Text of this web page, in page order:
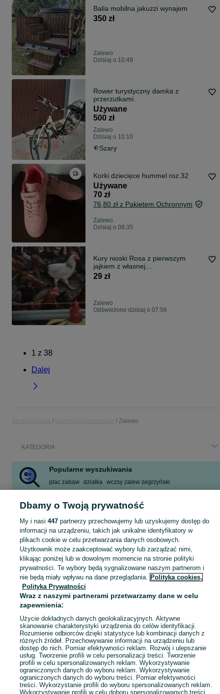
Balia mobilna jakuzzi wynajem
350 zł
Zalewo
Dzisiaj o 10:49
Rower turystyczny damka z
przerzutkami.
Używane
500 zł
Zalewo
Dzisiaj o 10:10
Szary
Korki dziecięce hummel roz.32
Używane
70 zł
76,80 zł z Pakietem Ochronnym
Zalewo
Dzisiaj o 08:35
Kury nioski Rosa z pierwszym
jajkiem z własnej
hodowli.Zapraszam.
29 zł
Zalewo
Odświeżono dzisiaj o 07:56
1 z 38
Dalej
Zalewo
KATEGORIA
Popularne wyszukiwania
plac zabaw działka wczsy zalew zegrzyński
stare drzwii
kontener moski
Zobacz Więcej
Skorzystaj z największego serwisu ogłoszeniowego - Zalewo i okolice! Kupuj to, czego pragniesz i sprzedawaj to, czego już nie potrzebujesz! Zobacz
Mapa kategorii
Mapa miejscowości
Mapa ministron
Popularne wyszukiwania
Dbamy o Twoją prywatność
My i nasi 447partnerzy przechowujemy lub uzyskujemy dostęp do
informacji na urządzeniu, takich jak unikalne identyfikatory w
plikach cookie w celu przetwarzania danych osobowych.
Użytkownik może zaakceptować wybory lub zarządzać nimi,
klikając poniżej lub w dowolnym momencie na stronie polityki
prywatności. Te wybory będą sygnalizowane naszym partnerom i
nie będą miały wpływu na dane przeglądania. Polityka cookies,
Polityka Prywatności
Wraz z naszymi partnerami przetwarzamy dane w celu
zapewnienia:
Użycie dokładnych danych geolokalizacyjnych. Aktywne
skanowanie charakterystyki urządzenia do celów identyfikacji.
Rozumienie odbiorców dzięki statystyce lub kombinacji danych z
różnych źródeł. Przechowywanie informacji na urządzeniu lub
dostęp do nich. Pomiar efektywności reklam. Rozwój i ulepszanie
usług. Tworzenie profili w celu personalizacji treści. Tworzenie
profili w celu spersonalizowanych reklam. Wykorzystywanie
ograniczonych danych do wyboru reklam. Wykorzystywanie
ograniczonych danych do wyboru treści. Pomiar efektywności
treści. Wykorzystanie profili do wyboru spersonalizowanych reklam.
Wykorzystywanie profili w celu doboru spersonalizowanych treści.